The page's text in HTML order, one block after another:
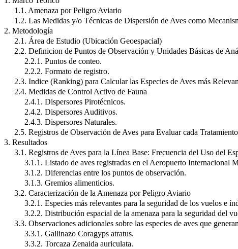
1.1. Amenaza por Peligro Aviario
1.2. Las Medidas y/o Técnicas de Dispersión de Aves como
2. Metodología
2.1. Área de Estudio (Ubicación Geoespacial)
2.2. Definicion de Puntos de Observación y Unidades Básicas de
2.2.1. Puntos de conteo.
2.2.2. Formato de registro.
2.3. Indice (Ranking) para Calcular las Especies de Aves más
2.4. Medidas de Control Activo de Fauna
2.4.1. Dispersores Pirotécnicos.
2.4.2. Dispersores Auditivos.
2.4.3. Dispersores Naturales.
2.5. Registros de Observación de Aves para Evaluar cada
3. Resultados
3.1. Registros de Aves para la Línea Base: Frecuencia del Uso del
3.1.1. Listado de aves registradas en el Aeropuerto Internacional
3.1.2. Diferencias entre los puntos de observación.
3.1.3. Gremios alimenticios.
3.2. Caracterización de la Amenaza por Peligro Aviario
3.2.1. Especies más relevantes para la seguridad de los vuelos e
3.2.2. Distribución espacial de la amenaza para la seguridad del
3.3. Observaciones adicionales sobre las especies de aves que
3.3.1. Gallinazo Coragyps atratus.
3.3.2. Torcaza Zenaida auriculata.